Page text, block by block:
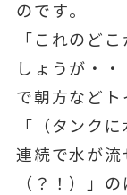
のです。
「これのど
しょうが・
で朝方など
「（タンク
連続で水が流
（？！）」